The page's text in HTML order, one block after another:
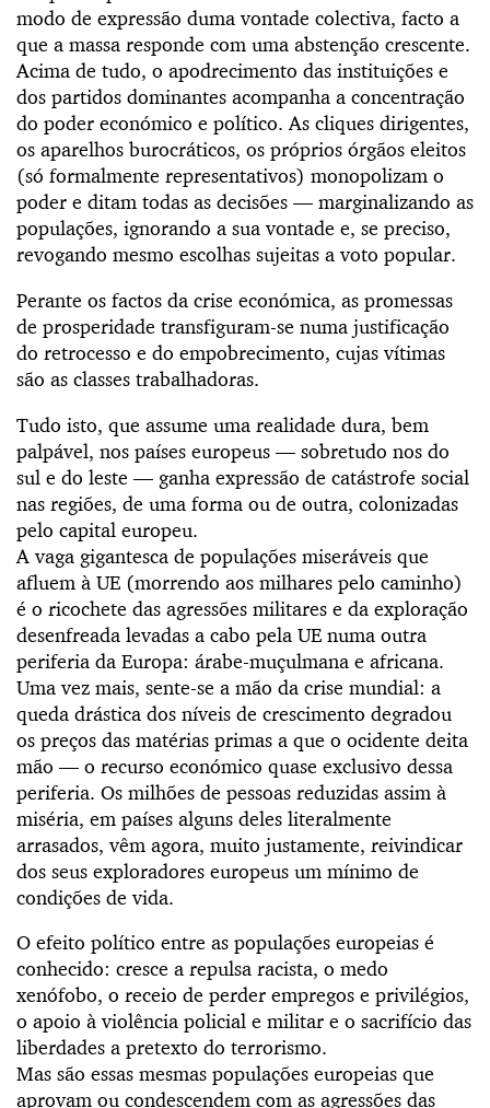
modo de expressão duma vontade colectiva, facto a
que a massa responde com uma abstenção crescente.
Acima de tudo, o apodrecimento das instituições e
dos partidos dominantes acompanha a concentração
do poder económico e político. As cliques dirigentes,
os aparelhos burocráticos, os próprios órgãos eleitos
(só formalmente representativos) monopolizam o
poder e ditam todas as decisões — marginalizando as
populações, ignorando a sua vontade e, se preciso,
revogando mesmo escolhas sujeitas a voto popular.
Perante os factos da crise económica, as promessas
de prosperidade transfiguram-se numa justificação
do retrocesso e do empobrecimento, cujas vítimas
são as classes trabalhadoras.
Tudo isto, que assume uma realidade dura, bem
palpável, nos países europeus — sobretudo nos do
sul e do leste — ganha expressão de catástrofe social
nas regiões, de uma forma ou de outra, colonizadas
pelo capital europeu.
A vaga gigantesca de populações miseráveis que
afluem à UE (morrendo aos milhares pelo caminho)
é o ricochete das agressões militares e da exploração
desenfreada levadas a cabo pela UE numa outra
periferia da Europa: árabe-muçulmana e africana.
Uma vez mais, sente-se a mão da crise mundial: a
queda drástica dos níveis de crescimento degradou
os preços das matérias primas a que o ocidente deita
mão — o recurso económico quase exclusivo dessa
periferia. Os milhões de pessoas reduzidas assim à
miséria, em países alguns deles literalmente
arrasados, vêm agora, muito justamente, reivindicar
dos seus exploradores europeus um mínimo de
condições de vida.
O efeito político entre as populações europeias é
conhecido: cresce a repulsa racista, o medo
xenófobo, o receio de perder empregos e privilégios,
o apoio à violência policial e militar e o sacrifício das
liberdades a pretexto do terrorismo.
Mas são essas mesmas populações europeias que
aprovam ou condescendem com as agressões das